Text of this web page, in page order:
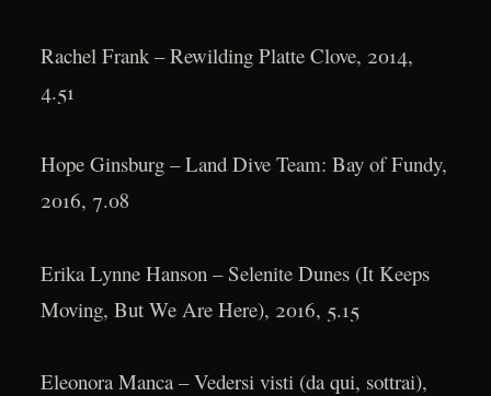
Rachel Frank – Rewilding Platte Clove, 2014,
4.51
Hope Ginsburg – Land Dive Team: Bay of Fundy,
2016, 7.08
Erika Lynne Hanson – Selenite Dunes (It Keeps
Moving, But We Are Here), 2016, 5.15
Eleonora Manca – Vedersi visti (da qui, sottrai),